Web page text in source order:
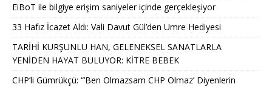
EiBoT ile bilgiye erişim saniyeler içinde gerçekleşiyor
33 Hafız İcazet Aldı: Vali Davut Gül’den Umre Hediyesi
TARİHİ KURŞUNLU HAN, GELENEKSEL SANATLARLA
YENİDEN HAYAT BULUYOR: KİTRE BEBEK
CHP’li Gümrükçü: “’Ben Olmazsam CHP Olmaz’ Diyenlerin